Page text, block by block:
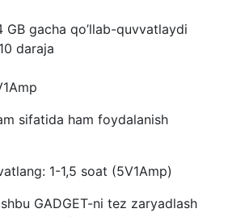
gacha qo’llab-quvvatlaydi
daraja
sifatida ham foydalanish
1-1,5 soat (5V1Amp)
GADGET-ni tez zaryadlash